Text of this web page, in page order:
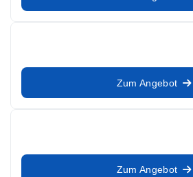
Zum Angebot
Zum Angebot